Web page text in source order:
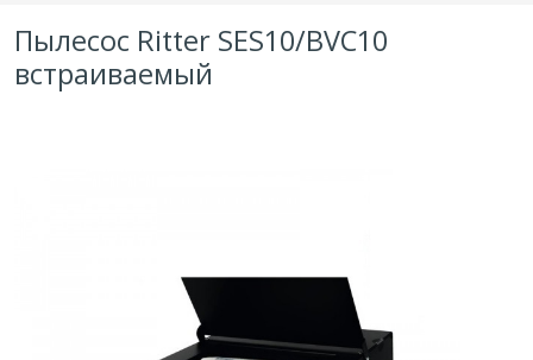
Пылесос Ritter SES10/BVC10
встраиваемый